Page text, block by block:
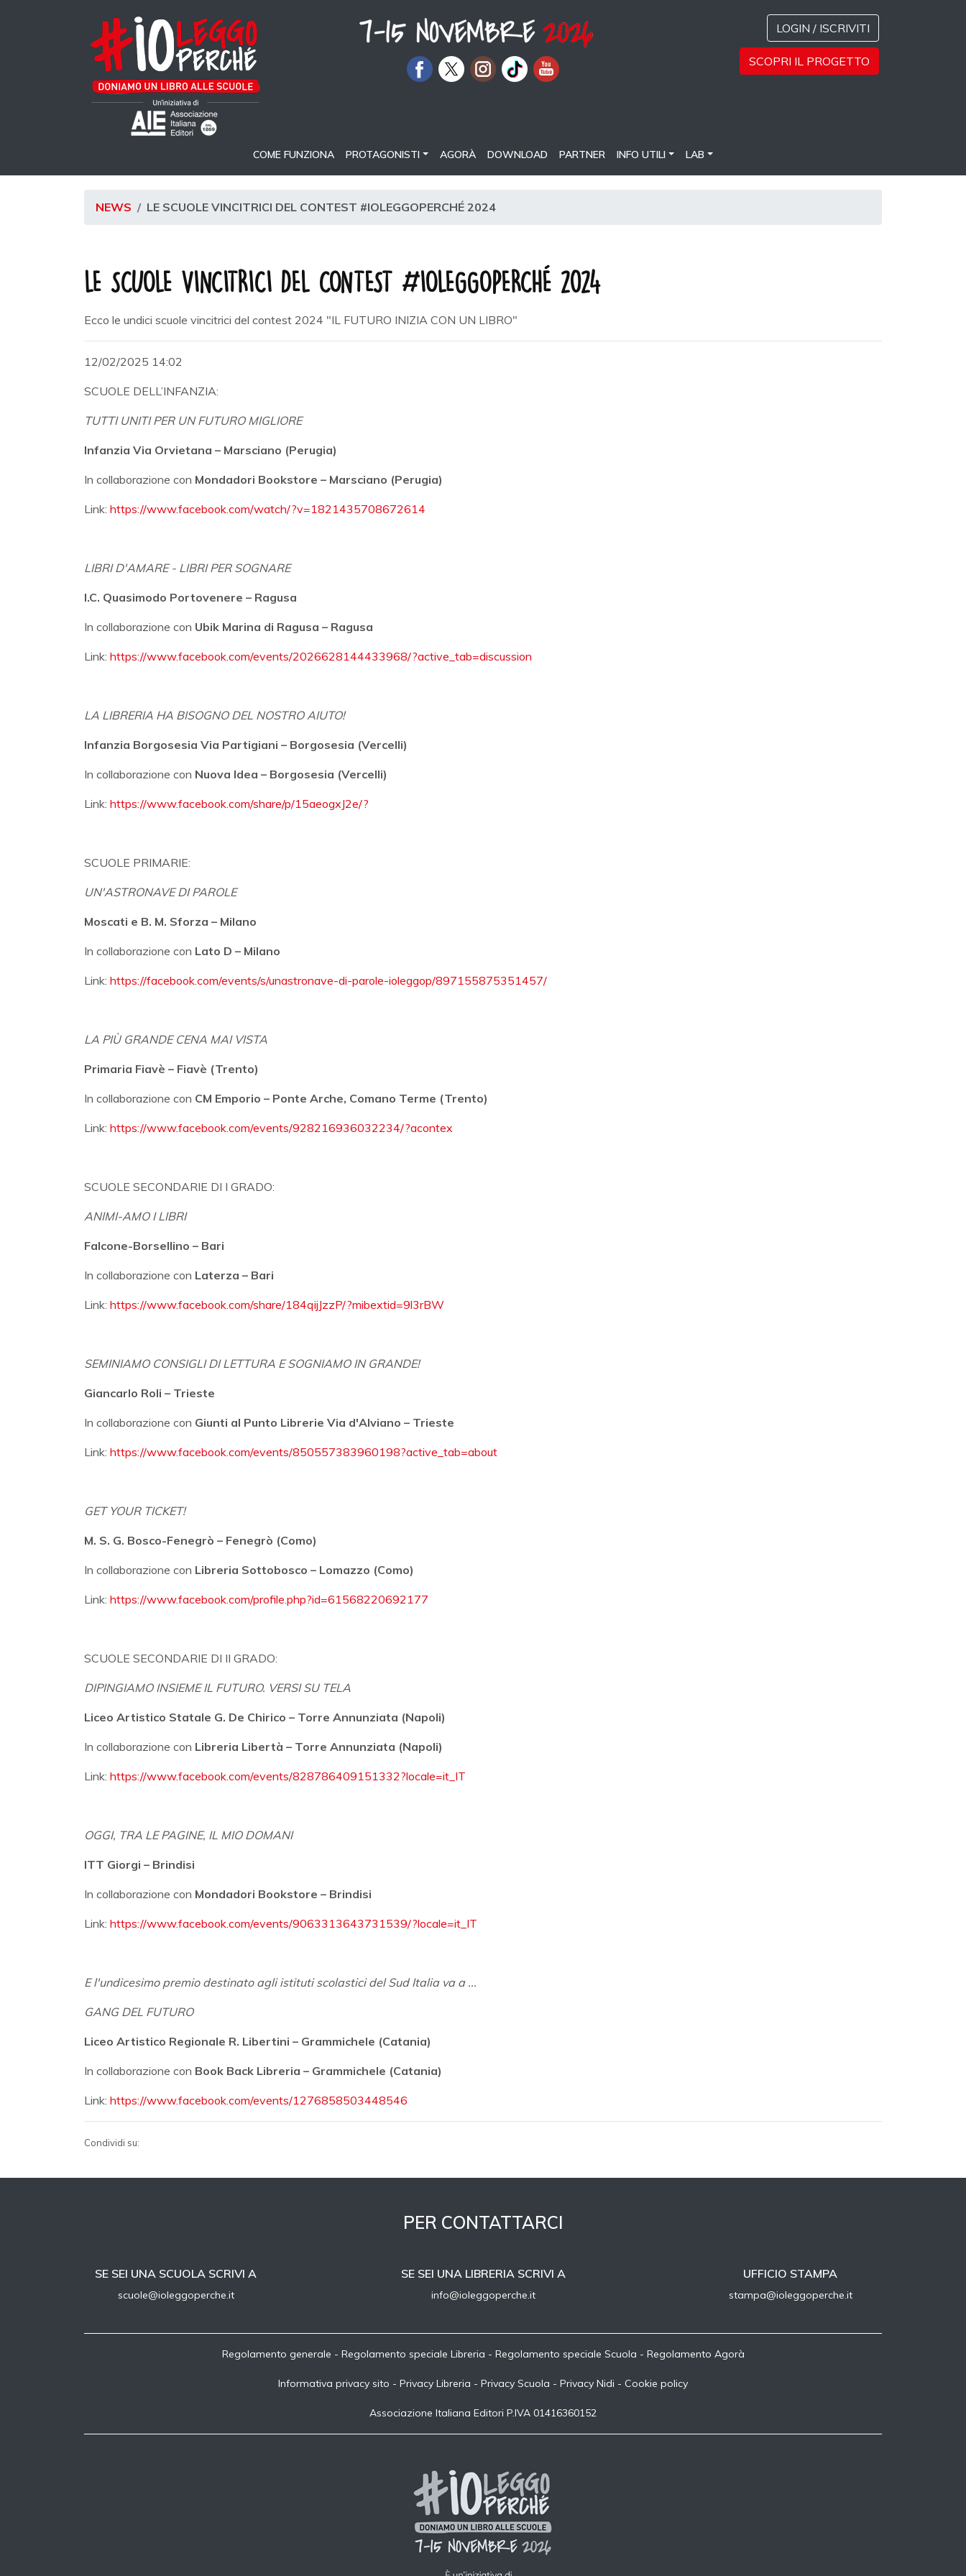
LOGIN / ISCRIVITI
SCOPRI IL PROGETTO
COME FUNZIONA PROTAGONISTI AGORÀ DOWNLOAD PARTNER INFO UTILI LAB
NEWS LE SCUOLE VINCITRICI DEL CONTEST #IOLEGGOPERCHÉ 2024
LE SCUOLE VINCITRICI DEL CONTEST #IOLEGGOPERCHÉ 2024
Ecco le undici scuole vincitrici del contest 2024 "IL FUTURO INIZIA CON UN LIBRO"
12/02/2025 14:02
SCUOLE DELL’INFANZIA:
TUTTI UNITI PER UN FUTURO MIGLIORE
Infanzia Via Orvietana – Marsciano (Perugia)
In collaborazione con Mondadori Bookstore – Marsciano (Perugia)
Link: https://www.facebook.com/watch/?v=1821435708672614
LIBRI D'AMARE - LIBRI PER SOGNARE
I.C. Quasimodo Portovenere – Ragusa
In collaborazione con Ubik Marina di Ragusa – Ragusa
Link: https://www.facebook.com/events/2026628144433968/?active_tab=discussion
LA LIBRERIA HA BISOGNO DEL NOSTRO AIUTO!
Infanzia Borgosesia Via Partigiani – Borgosesia (Vercelli)
In collaborazione con Nuova Idea – Borgosesia (Vercelli)
Link: https://www.facebook.com/share/p/15aeogxJ2e/?
SCUOLE PRIMARIE:
UN'ASTRONAVE DI PAROLE
Moscati e B. M. Sforza – Milano
In collaborazione con Lato D – Milano
Link: https://facebook.com/events/s/unastronave-di-parole-ioleggop/897155875351457/
LA PIÙ GRANDE CENA MAI VISTA
Primaria Fiavè – Fiavè (Trento)
In collaborazione con CM Emporio – Ponte Arche, Comano Terme (Trento)
Link: https://www.facebook.com/events/928216936032234/?acontex
SCUOLE SECONDARIE DI I GRADO:
ANIMI-AMO I LIBRI
Falcone-Borsellino – Bari
In collaborazione con Laterza – Bari
Link: https://www.facebook.com/share/184qijJzzP/?mibextid=9l3rBW
SEMINIAMO CONSIGLI DI LETTURA E SOGNIAMO IN GRANDE!
Giancarlo Roli – Trieste
In collaborazione con Giunti al Punto Librerie Via d'Alviano – Trieste
Link: https://www.facebook.com/events/850557383960198?active_tab=about
GET YOUR TICKET!
M. S. G. Bosco-Fenegrò – Fenegrò (Como)
In collaborazione con Libreria Sottobosco – Lomazzo (Como)
Link: https://www.facebook.com/profile.php?id=61568220692177
SCUOLE SECONDARIE DI II GRADO:
DIPINGIAMO INSIEME IL FUTURO. VERSI SU TELA
Liceo Artistico Statale G. De Chirico – Torre Annunziata (Napoli)
In collaborazione con Libreria Libertà – Torre Annunziata (Napoli)
Link: https://www.facebook.com/events/828786409151332?locale=it_IT
OGGI, TRA LE PAGINE, IL MIO DOMANI
ITT Giorgi – Brindisi
In collaborazione con Mondadori Bookstore – Brindisi
Link: https://www.facebook.com/events/9063313643731539/?locale=it_IT
E l'undicesimo premio destinato agli istituti scolastici del Sud Italia va a ...
GANG DEL FUTURO
Liceo Artistico Regionale R. Libertini – Grammichele (Catania)
In collaborazione con Book Back Libreria – Grammichele (Catania)
Link: https://www.facebook.com/events/1276858503448546
Condividi su:
PER CONTATTARCI
SE SEI UNA SCUOLA SCRIVI A
scuole@ioleggoperche.it
SE SEI UNA LIBRERIA SCRIVI A
info@ioleggoperche.it
UFFICIO STAMPA
stampa@ioleggoperche.it
Regolamento generale - Regolamento speciale Libreria - Regolamento speciale Scuola - Regolamento Agorà
Informativa privacy sito - Privacy Libreria - Privacy Scuola - Privacy Nidi - Cookie policy
Associazione Italiana Editori P.IVA 01416360152